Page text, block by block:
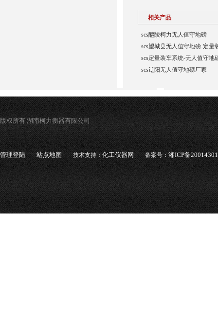
相关产品
scs醴陵柯力无人值守地磅
scs望城县无人值守地磅-定量
scs定量装车系统-无人值守地
scs辽阳无人值守地磅厂家
版权所有 湖南柯力衡器有限公司
管理登陆 站点地图 技术支持：化工仪器网 备案号：湘ICP备